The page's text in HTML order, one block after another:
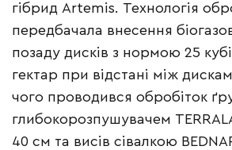
гібрид Artemis. Технологія
передбачала внесення
позаду дисків з нормою 25
гектар при відстані між
чого проводився обробіток
глибокорозпушувачем
40 см та висів сівалкою